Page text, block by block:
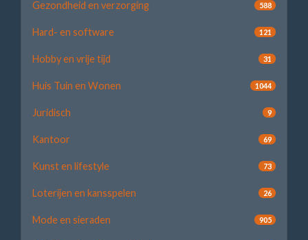
Gezondheid en verzorging 588
Hard- en software 121
Hobby en vrije tijd 31
Huis Tuin en Wonen 1044
Juridisch 9
Kantoor 69
Kunst en lifestyle 73
Loterijen en kansspelen 26
Mode en sieraden 905